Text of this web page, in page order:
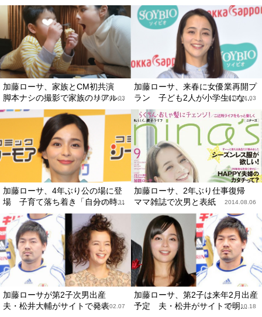
加藤ローサ、家族とCM初共演
脚本ナシの撮影で家族のリアル...
2019.04.03
加藤ローサ、来春に女優業再開プ
ラン 子ども2人が小学生にな...
2019.04.03
加藤ローサ、4年ぶり公の場に登
場 子育て落ち着き「自分の時...
2018.07.31
加藤ローサ、2年ぶり仕事復帰
ママ雑誌で次男と表紙
2014.08.06
加藤ローサが第2子次男出産
夫・松井大輔がサイトで発表2014.02.07
加藤ローサ、第2子は来年2月出産
予定 夫・松井がサイトで明...
2013.10.18